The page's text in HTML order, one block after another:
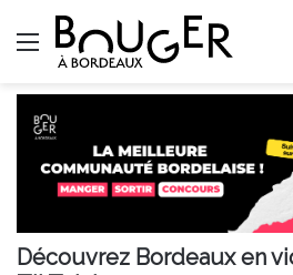
Menu
Découvrez Bordeaux en